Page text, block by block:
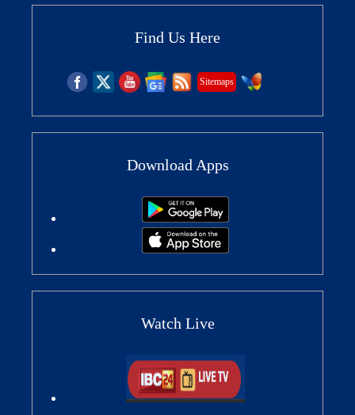
Find Us Here
Sitemaps
Download Apps
Watch Live